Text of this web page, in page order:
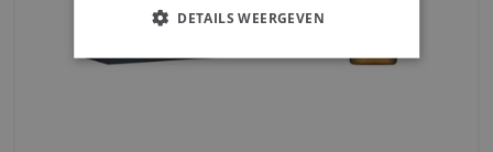
DETAILS WEERGEVEN